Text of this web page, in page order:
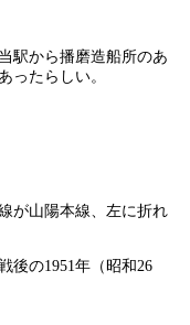
駅から播磨造船所のあ
ったらしい。
が山陽本線、左に折れ
後の1951年（昭和26